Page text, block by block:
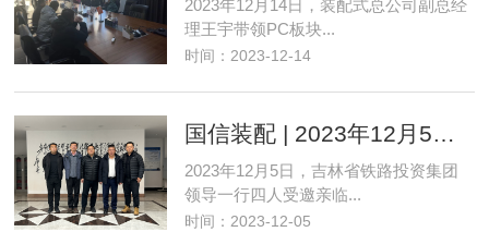
2023年12月14日，装配式总公司副总经
理王宇带领PC板块...
时间：2023-12-14
国信装配 | 2023年12月5日吉林省铁路投资集团来访
2023年12月5日，吉林省铁路投资集团
领导一行四人受邀亲临...
时间：2023-12-05